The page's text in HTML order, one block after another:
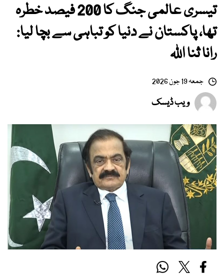
تیسری عالمی جنگ کا 200 فیصد خطرہ
تھا، پاکستان نے دنیا کو تباہی سے بچا لیا:
رانا ثنا اللہ
جمعہ 19 جون 2026
ویب ڈیسک